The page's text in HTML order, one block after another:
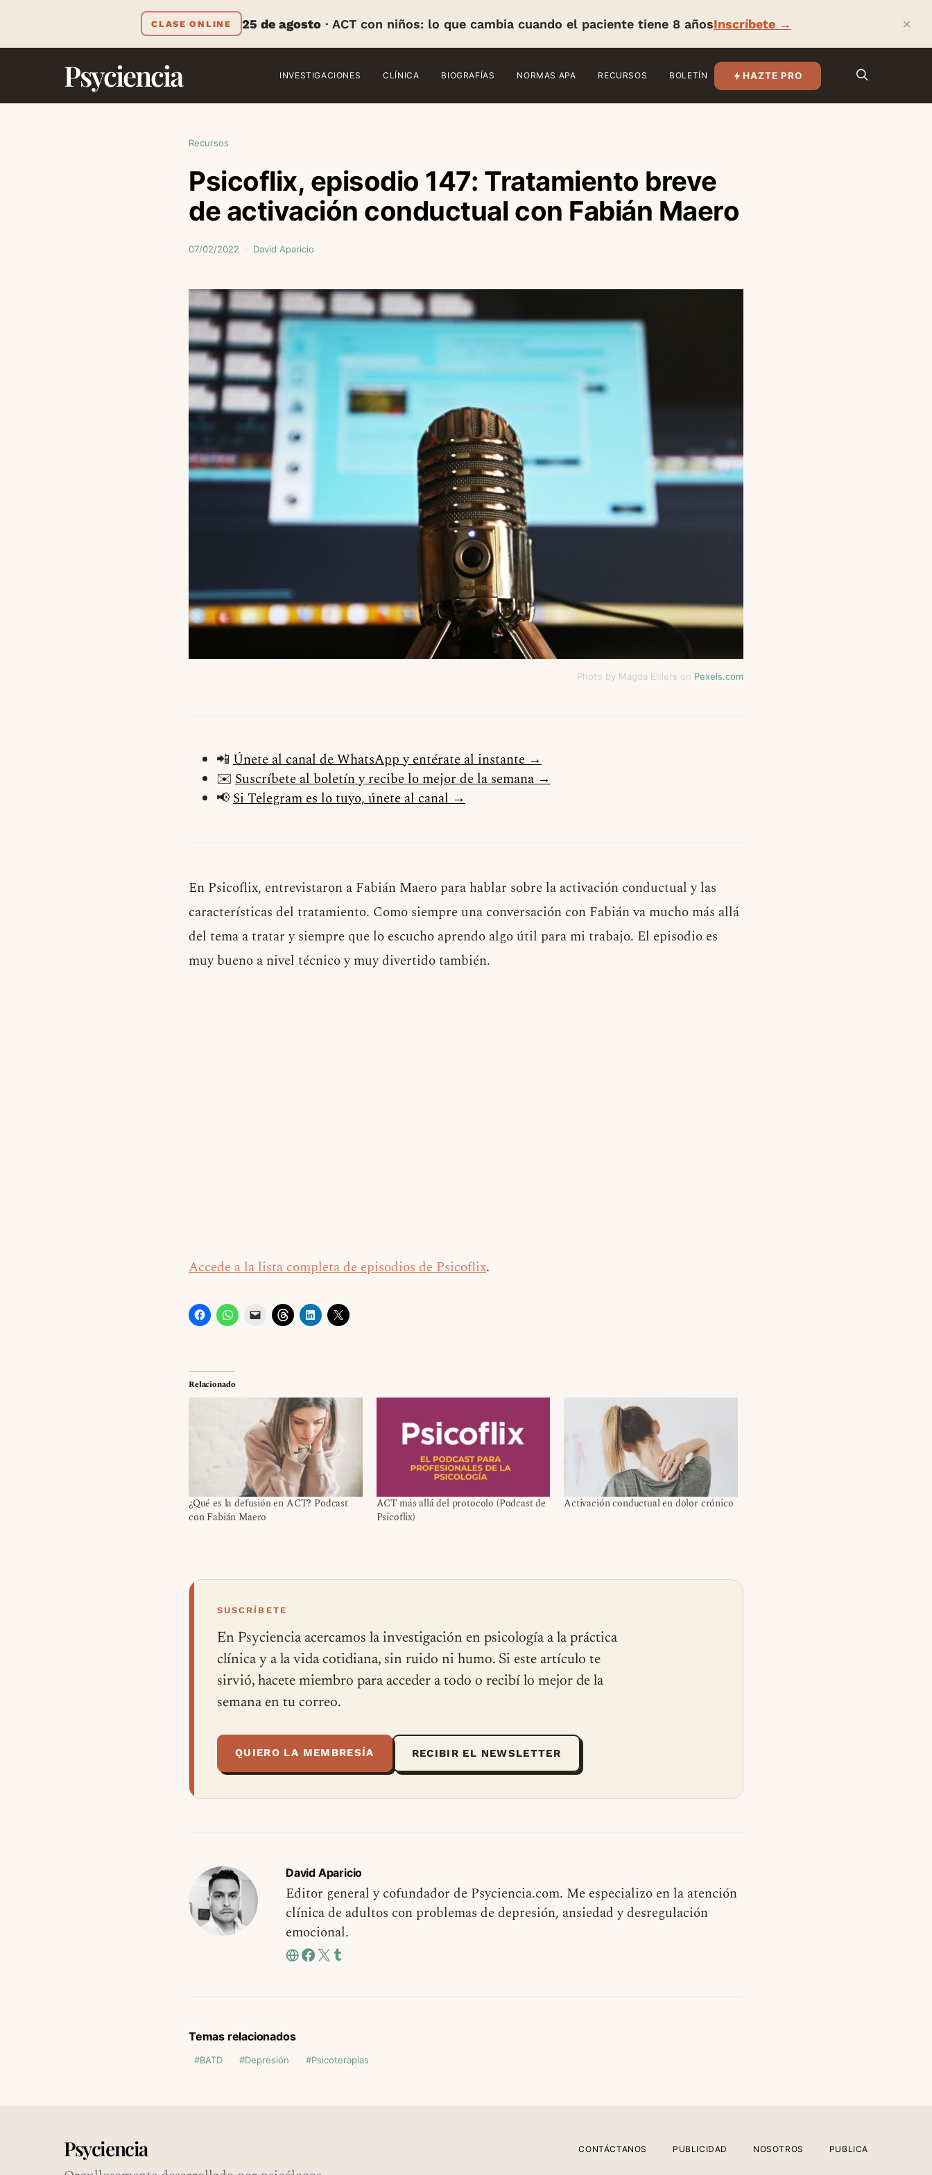
CLASE ONLINE 25 de agosto · ACT con niños: lo que cambia cuando el paciente tiene 8 añosInscríbete → ×
Psyciencia INVESTIGACIONES CLÍNICA BIOGRAFÍAS NORMAS APA RECURSOS BOLETÍN HAZTE PRO
Recursos
Psicoflix, episodio 147: Tratamiento breve
de activación conductual con Fabián Maero
07/02/2022 David Aparicio
Photo by Magda Ehlers on Pexels.com
📲 Únete al canal de WhatsApp y entérate al instante →
✉️ Suscríbete al boletín y recibe lo mejor de la semana →
📢Si Telegram es lo tuyo, únete al canal →
En Psicoflix, entrevistaron a Fabián Maero para hablar sobre la activación conductual y las
características del tratamiento. Como siempre una conversación con Fabián va mucho más allá
del tema a tratar y siempre que lo escucho aprendo algo útil para mi trabajo. El episodio es
muy bueno a nivel técnico y muy divertido también.
Accede a la lista completa de episodios de Psicoflix.
Relacionado
¿Qué es la defusión en ACT? Podcast
con Fabián Maero
ACT más allá del protocolo (Podcast de
Psicoflix)
Activación conductual en dolor crónico
SUSCRÍBETE
En Psyciencia acercamos la investigación en psicología a la práctica
clínica y a la vida cotidiana, sin ruido ni humo. Si este artículo te
sirvió, hacete miembro para acceder a todo o recibí lo mejor de la
semana en tu correo.
QUIERO LA MEMBRESÍA RECIBIR EL NEWSLETTER
David Aparicio
Editor general y cofundador de Psyciencia.com. Me especializo en la atención
clínica de adultos con problemas de depresión, ansiedad y desregulación
emocional.
Temas relacionados
BATD Depresión Psicoterapias
Psyciencia CONTÁCTANOS PUBLICIDAD NOSOTROS PUBLICA